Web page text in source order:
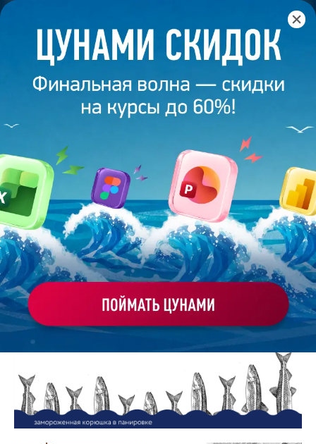
Главная /Банк слайдов / Презентация 8 – Мигаль Светлана
ПРЕЗЕНТАЦИЯ 8 - МИГАЛЬ
СВЕТЛАНА
Моё избранное
Работа
студента
ХОЧУ ЗАКАЗАТЬ ТАКУЮ ПРЕЗЕНТАЦИЮ